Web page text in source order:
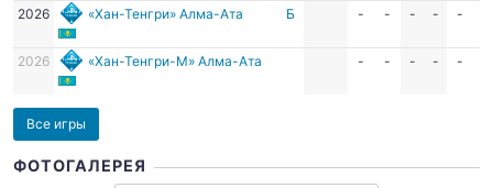
2026
«Хан-Тенгри» Алма-Ата Б - - - - -
2026 «Хан-Тенгри-М» Алма-Ата - - - - -
Все игры
ФОТОГАЛЕРЕЯ